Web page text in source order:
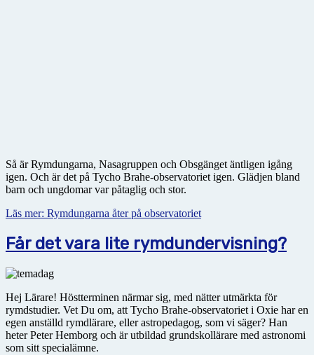
Så är Rymdungarna, Nasagruppen och Obsgänget äntligen igång
igen. Och är det på Tycho Brahe-observatoriet igen. Glädjen bland
barn och ungdomar var påtaglig och stor.
Läs mer: Rymdungarna åter på observatoriet
Får det vara lite rymdundervisning?
Hej Lärare! Höstterminen närmar sig, med nätter utmärkta för
rymdstudier. Vet Du om, att Tycho Brahe-observatoriet i Oxie har en
egen anställd rymdlärare, eller astropedagog, som vi säger? Han
heter Peter Hemborg och är utbildad grundskollärare med astronomi
som sitt specialämne.